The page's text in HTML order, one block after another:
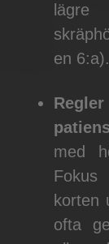
en 6:a).
med
korten
ofta